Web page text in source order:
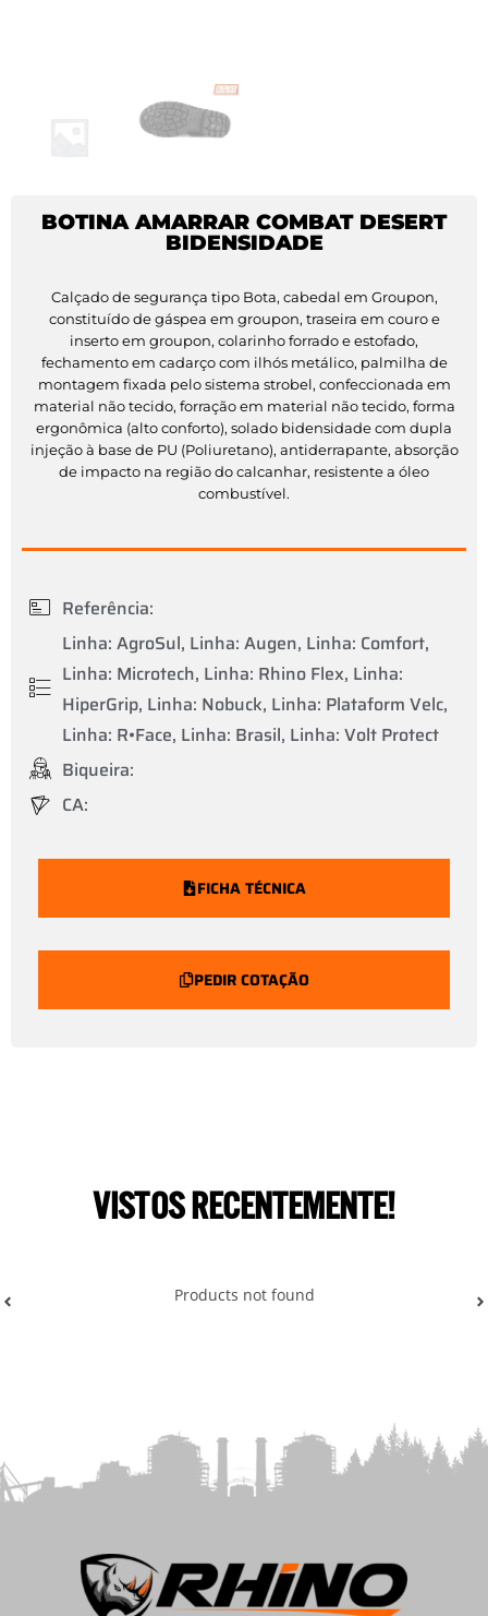
BOTINA AMARRAR COMBAT DESERT
BIDENSIDADE
Calçado de segurança tipo Bota, cabedal em Groupon,
constituído de gáspea em groupon, traseira em couro e
inserto em groupon, colarinho forrado e estofado,
fechamento em cadarço com ilhós metálico, palmilha de
montagem fixada pelo sistema strobel, confeccionada em
material não tecido, forração em material não tecido, forma
ergonômica (alto conforto), solado bidensidade com dupla
injeção à base de PU (Poliuretano), antiderrapante, absorção
de impacto na região do calcanhar, resistente a óleo
combustível.
Referência:
Linha: AgroSul, Linha: Augen, Linha: Comfort,
Linha: Microtech, Linha: Rhino Flex, Linha:
HiperGrip, Linha: Nobuck, Linha: Plataform Velc,
Linha: R•Face, Linha: Brasil, Linha: Volt Protect
Biqueira:
CA:
FICHA TÉCNICA
PEDIR COTAÇÃO
VISTOS RECENTEMENTE!
Products not found